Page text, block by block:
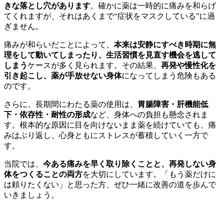
きな落とし穴があります。確かに薬は一時的に痛みを和らげ
てくれますが、それはあくまで“症状をマスクしている”に過
ぎません。
痛みが和らいだことによって、 本来は安静にすべき時期に無
理をして動いてしまったり、生活習慣を見直す機会を逃して
しまうケースが多く見られます。その結果、 再発や慢性化を
引き起こし、薬が手放せない身体になってしまう危険もある
のです。
さらに、長期間にわたる薬の使用は、
胃腸障害・肝機能低
下・依存性・耐性の形成など、身体への負担も懸念されま
す。根本的な原因に目を向けないまま薬を続けていても、痛
みはぶり返し、心身ともにストレスが蓄積していく一方で
す。
当院では、 今ある痛みを早く取り除くことと、再発しない身
体をつくることの両方を大切にしています。「もう薬だけに
は頼りたくない」と思った方、ぜひ一緒に改善の道を歩んで
いきましょう。